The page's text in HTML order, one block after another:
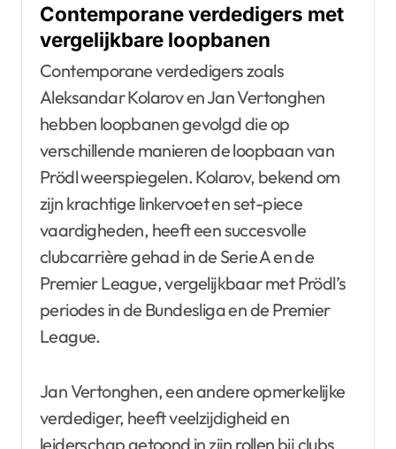
Contemporane verdedigers met
vergelijkbare loopbanen
Contemporane verdedigers zoals
Aleksandar Kolarov en Jan Vertonghen
hebben loopbanen gevolgd die op
verschillende manieren de loopbaan van
Prödl weerspiegelen. Kolarov, bekend om
zijn krachtige linkervoet en set-piece
vaardigheden, heeft een succesvolle
clubcarrière gehad in de Serie A en de
Premier League, vergelijkbaar met Prödl’s
periodes in de Bundesliga en de Premier
League.
Jan Vertonghen, een andere opmerkelijke
verdediger, heeft veelzijdigheid en
leiderschap getoond in zijn rollen bij clubs